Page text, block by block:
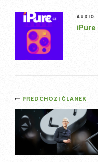
AUDIO
iPure
Post
navigation
PŘEDCHOZÍ ČLÁNEK